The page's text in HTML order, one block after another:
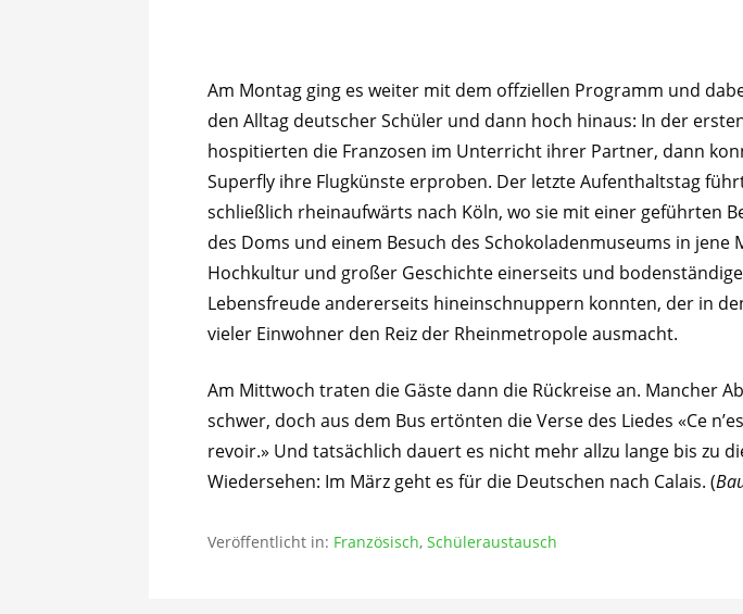
Am Montag ging es weiter mit dem offziellen Programm und
den Alltag deutscher Schüler und dann hoch hinaus: In der
hospitierten die Franzosen im Unterricht ihrer Partner, dann
Superfly ihre Flugkünste erproben. Der letzte Aufenthaltstag
schließlich rheinaufwärts nach Köln, wo sie mit einer geführten
des Doms und einem Besuch des Schokoladenmuseums in jene
Hochkultur und großer Geschichte einerseits und
Lebensfreude andererseits hineinschnuppern konnten, der in
vieler Einwohner den Reiz der Rheinmetropole ausmacht.
Am Mittwoch traten die Gäste dann die Rückreise an. Mancher
schwer, doch aus dem Bus ertönten die Verse des Liedes «Ce
revoir.» Und tatsächlich dauert es nicht mehr allzu lange bis zu
Wiedersehen: Im März geht es für die Deutschen nach Calais. (
Veröffentlicht in: Französisch,Schüleraustausch